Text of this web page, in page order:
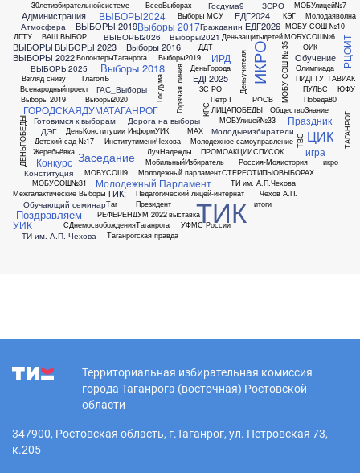
30летизбирательнойсистеме
Администрация
Атмосфера
ВАШ ВЫБОР
ВЫБОРЫ
ВЫБОРЫ 2019
ВЫБОРЫ 2022
ВЫБОРЫ 2023
ВЫБОРЫ2024
ВЫБОРЫ2025
ВЫБОРЫ2026
Взгляд снизу
ВолонтерыТаганрога
Всенародныйпроект
ВсеоВыборах
Выборы 2016
Выборы 2017
Выборы 2018
Выборы 2019
Выборы МСУ
Выборы2019
Выборы2020
Выборы2021
ГАС_Выборы
ГОРОДСКАЯДУМАТАГАНРОГ
ГлаголЪ Горячая линия
Госдума
Госдума9
Готовимся к выборам
Гражданин
ДГТУ
ДДТ
ДЕНЬПОБЕДЫ ДЭГ
ДеньГорода
ДеньКонституции
Деньзащитыдетей
Деньучителя
Детский сад №17
Дорога на выборы
ЕДГ2024
ЕДГ2025
ЕДГ2026
Жеребьёвка
ЗС РО
ЗСРО
Заседание
ИКРО
ИРД
ИнститутимениЧехова
ИнформУИК
КРС
КЭГ
Конкурс
Конституция
ЛИЦАПОБЕДЫ
ЛучНадежды
МАХ
МОБУ СОШ № 35
МОБУ СОШ №10
МОБУСОШ9
МОБУСОШ№31
МОБУСОШ№6
МОБУлицей№33
МОБУлицей№7
Межгалактические Выборы
МобильныйИзбиратель
Молодаяволна
Молодежное самоуправление
Молодежный Парламент
Молодежный парламент
Молодыеизбиратели
ОИК
Обучающий семинар
Обучение
ОбществоЗнание
Олимпиада
ПИДГТУ
ПРОМОАКЦИИ
ПУЛЬС
Педагогический лицей-интернат
Петр I Победа80
Поздравляем
Праздник
Президент
РЕФЕРЕНДУМ 2022
РФСВ
РЦОИТ
Россия-Мояистория
СДнемосвобожденияТаганрога
СПИСОК
СТЕРЕОТИПЫОВЫБОРАХ
ТАВИАК
ТАГАНРОГ
ТВС
ТИ им. А.П. Чехова
ТИ им. А.П.Чехова
ТИК
ТИК;
Таг
Таганрогская правда
УИК УФМС России
ЦИК
Чехов А.П.
ЮФУ
выставка
игра
икро
итоги
Территориальная избирательная комиссия
города Таганрога (восточная) Ростовской
области
347900, Ростовская область, г.Таганрог, ул. Петровская 73,
к.205